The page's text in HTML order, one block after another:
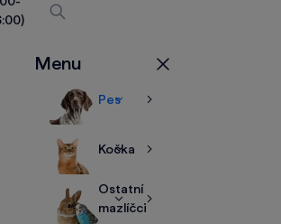
Vyhledávat
Menu
PesZobrazitZobrazit
Kočka
ZobrazitZobrazit
Ostatní
mazlíčci
ZobrazitZobrazit